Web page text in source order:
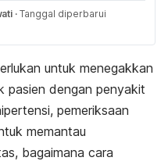
· Tanggal diperbarui
untuk menegakkan
pasien dengan penyakit
pemeriksaan
memantau
bagaimana cara